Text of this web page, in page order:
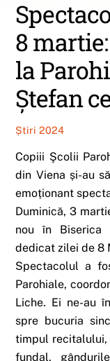
8 martie:
la
Ștefan
Știri 2024
Copiii Şcolii
din Viena și-au
emoționant
Duminică, 3
nou în Biserica
dedicat zilei de 8
Spectacolul a
Parohiale,
Liche. Ei ne-au
spre bucuria
timpul
fundal,